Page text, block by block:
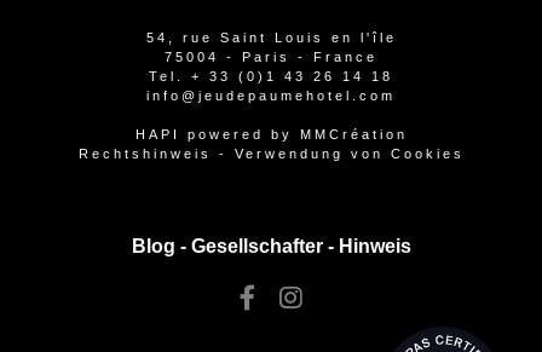
54, rue Saint Louis en l'île
75004 - Paris - France
Tel. + 33 (0)1 43 26 14 18
info@jeudepaumehotel.com
HAPI powered by MMCréation
Rechtshinweis
- Verwendung von Cookies
Blog - Gesellschafter- Hinweis